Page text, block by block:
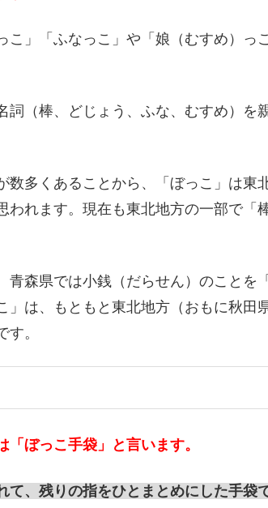
こ」「ふなっこ」や「娘（むすめ）っ
（棒、どじょう、ふな、むすめ）を
数多くあることから、「ぼっこ」は東
れます。現在も東北地方の一部で「
森県では小銭（だらせん）のことを
は、もともと東北地方（おもに秋田
。
ぼっこ手袋」と言います。
て、残りの指をひとまとめにした手袋